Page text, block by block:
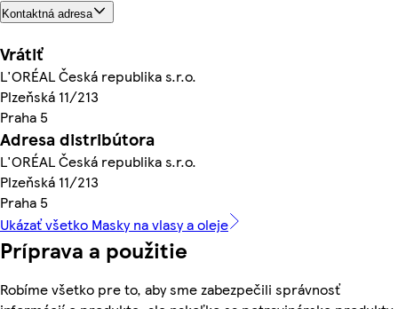
Kontaktná adresa
Vrátiť
L'ORÉAL Česká republika s.r.o.
Plzeňská 11/213
Praha 5
Adresa distribútora
L'ORÉAL Česká republika s.r.o.
Plzeňská 11/213
Praha 5
Ukázať všetko Masky na vlasy a oleje
Príprava a použitie
Robíme všetko pre to, aby sme zabezpečili správnosť